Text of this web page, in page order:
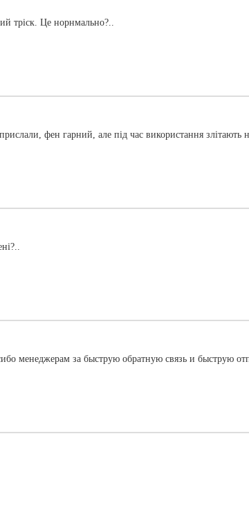
тріск. Це норнмально?..
фен гарний, але під час використання злітають
менеджерам за быструю обратную связь и быструю